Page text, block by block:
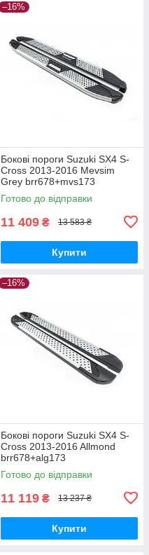
–16%
Бокові пороги Suzuki SX4 S-
Cross 2013-2016 Mevsim
Grey brr678+mvs173
Готово до відправки
11 409 ₴ 13 583 ₴
Купити
–16%
Бокові пороги Suzuki SX4 S-
Cross 2013-2016 Allmond
brr678+alg173
Готово до відправки
11 119 ₴ 13 237 ₴
Купити